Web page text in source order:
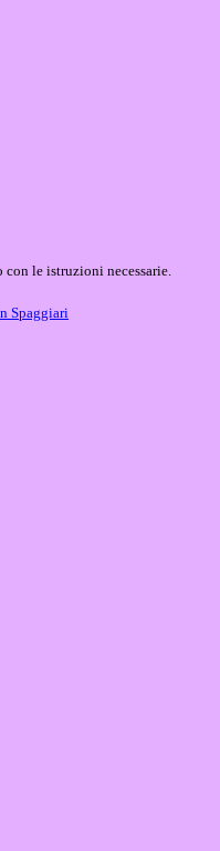
le istruzioni necessarie.
Spaggiari